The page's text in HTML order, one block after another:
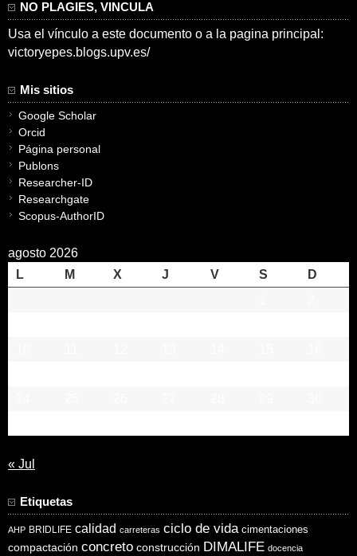
NO PLAGIES, VINCULA
Usa el vínculo a este documento o a la pagina principal:
victoryepes.blogs.upv.es/
Mis sitios
Google Scholar
Orcid
Página personal
Publons
Researcher-ID
Researchgate
Scopus-AuthorID
agosto 2026
L
M X J V S
D
« Jul
Etiquetas
AHP BRIDLIFE calidad carreteras ciclo de vida cimentaciones
compactación concreto construcción DIMALIFE docencia